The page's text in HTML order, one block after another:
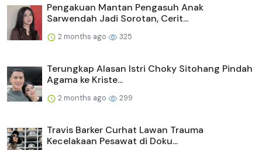
Pengakuan Mantan Pengasuh Anak
Sarwendah Jadi Sorotan, Cerit...
2 months ago 325
Terungkap Alasan Istri Choky Sitohang Pindah
Agama ke Kriste...
2 months ago 299
Travis Barker Curhat Lawan Trauma
Kecelakaan Pesawat di Doku...